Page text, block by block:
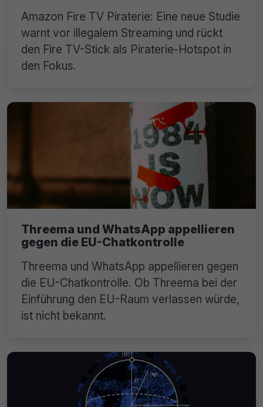
Amazon Fire TV Piraterie: Eine neue Studie
warnt vor illegalem Streaming und rückt
den Fire TV-Stick als Piraterie-Hotspot in
den Fokus.
Threema und WhatsApp appellieren
gegen die EU-Chatkontrolle
Threema und WhatsApp appellieren gegen
die EU-Chatkontrolle. Ob Threema bei der
Einführung den EU-Raum verlassen würde,
ist nicht bekannt.